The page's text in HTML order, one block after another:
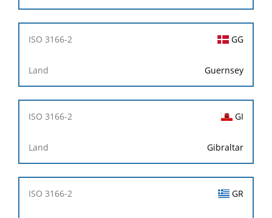
GG
Guernsey
GI
Gibraltar
GR